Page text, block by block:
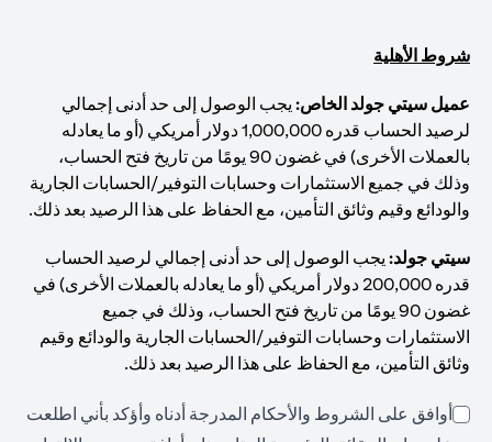
شروط الأهلية
عميل سيتي جولد الخاص: يجب الوصول إلى حد أدنى إجمالي
لرصيد الحساب قدره 1,000,000 دولار أمريكي (أو ما يعادله
بالعملات الأخرى) في غضون 90 يومًا من تاريخ فتح الحساب،
وذلك في جميع الاستثمارات وحسابات التوفير/الحسابات الجارية
والودائع وقيم وثائق التأمين، مع الحفاظ على هذا الرصيد بعد ذلك.
سيتي جولد: يجب الوصول إلى حد أدنى إجمالي لرصيد الحساب
قدره 200,000 دولار أمريكي (أو ما يعادله بالعملات الأخرى) في
غضون 90 يومًا من تاريخ فتح الحساب، وذلك في جميع
الاستثمارات وحسابات التوفير/الحسابات الجارية والودائع وقيم
وثائق التأمين، مع الحفاظ على هذا الرصيد بعد ذلك.
أوافق على الشروط والأحكام المدرجة أدناه وأؤكد بأني اطلعت